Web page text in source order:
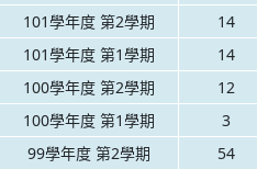
101學年度 第2學期
14
101學年度 第1學期
14
100學年度 第2學期
12
100學年度 第1學期
3
99學年度 第2學期
54